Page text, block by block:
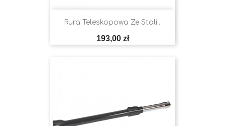
Rura Teleskopowa Ze Stali...
Cena
193,00 zł